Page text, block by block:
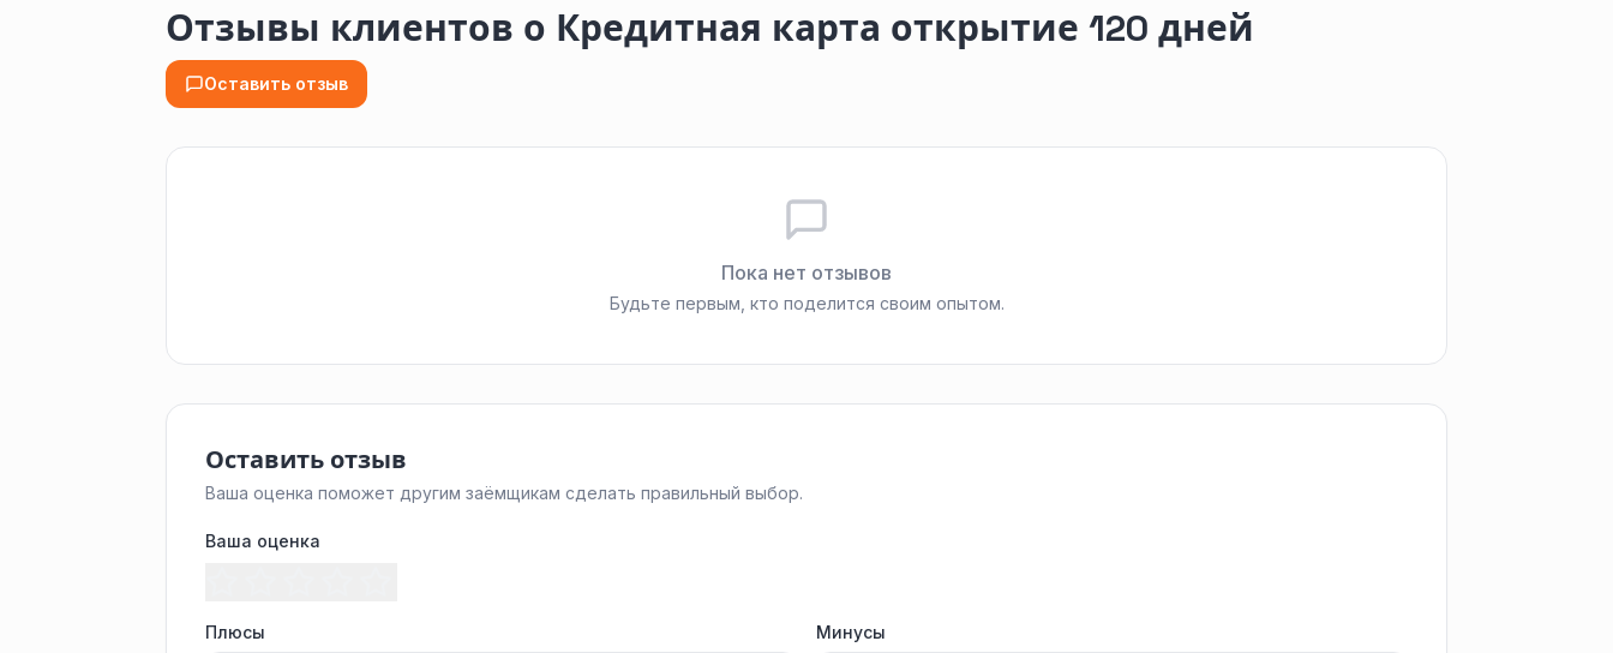
Отзывы клиентов о Кредитная карта открытие 120 дней
Оставить отзыв
Пока нет отзывов
Будьте первым, кто поделится своим опытом.
Оставить отзыв
Ваша оценка поможет другим заёмщикам сделать правильный выбор.
Ваша оценка
Плюсы Минусы